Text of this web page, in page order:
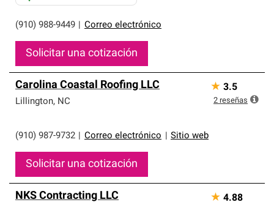
(910) 988-9449 Correo electrónico
Solicitar una cotización
Carolina Coastal Roofing LLC
Lillington, NC
(910) 987-9732 Correo electrónico Sitio web
Solicitar una cotización
★ 3.5
2 reseñas
NKS Contracting LLC ★ 4.88